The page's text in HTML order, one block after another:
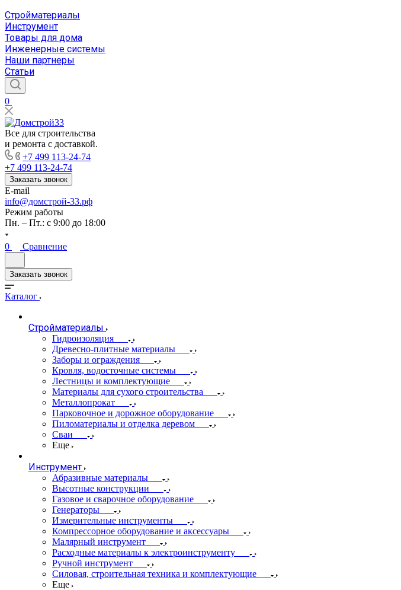
Стройматериалы
Инструмент
Товары для дома
Инженерные системы
Наши партнеры
Статьи
0
Все для строительства
и ремонта с доставкой.
+7 499 113-24-74
+7 499 113-24-74
Заказать звонок
E-mail
info@домстрой-33.рф
Режим работы
Пн. – Пт.: с 9:00 до 18:00
0 Сравнение
Заказать звонок
Каталог
Стройматериалы
Гидроизоляция
Древесно-плитные материалы
Заборы и ограждения
Кровля, водосточные системы
Лестницы и комплектующие
Материалы для сухого строительства
Металлопрокат
Парковочное и дорожное оборудование
Пиломатериалы и отделка деревом
Сваи
Еще
Инструмент
Абразивные материалы
Высотные конструкции
Газовое и сварочное оборудование
Генераторы
Измерительные инструменты
Компрессорное оборудование и аксессуары
Малярный инструмент
Расходные материалы к электроинструменту
Ручной инструмент
Силовая, строительная техника и комплектующие
Еще